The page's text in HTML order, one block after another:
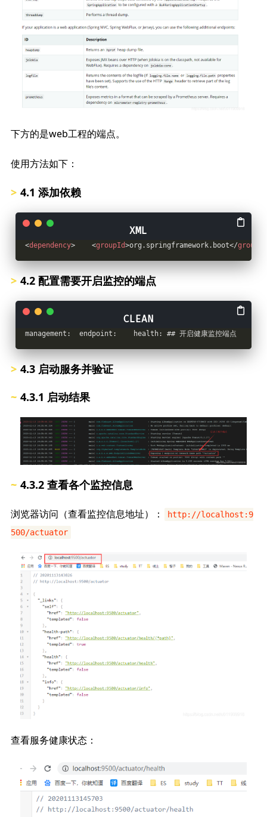
下方的是web工程的端点。
使用方法如下：
4.1 添加依赖
<dependency> <groupId>org.springframework.boot</groupId
4.2 配置需要开启监控的端点
management:  endpoint:    health: ## 开启健康监控端点
4.3 启动服务并验证
4.3.1 启动结果
4.3.2 查看各个监控信息
浏览器访问（查看监控信息地址）：
http://localhost:9
500/actuator
查看服务健康状态：